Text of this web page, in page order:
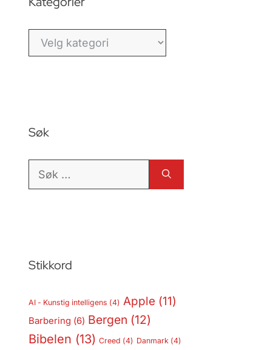
Kategorier
Søk
Søk
Stikkord
AI - Kunstig intelligens (4) Apple (11)
Barbering (6) Bergen (12)
Bibelen (13) Creed (4) Danmark(4)